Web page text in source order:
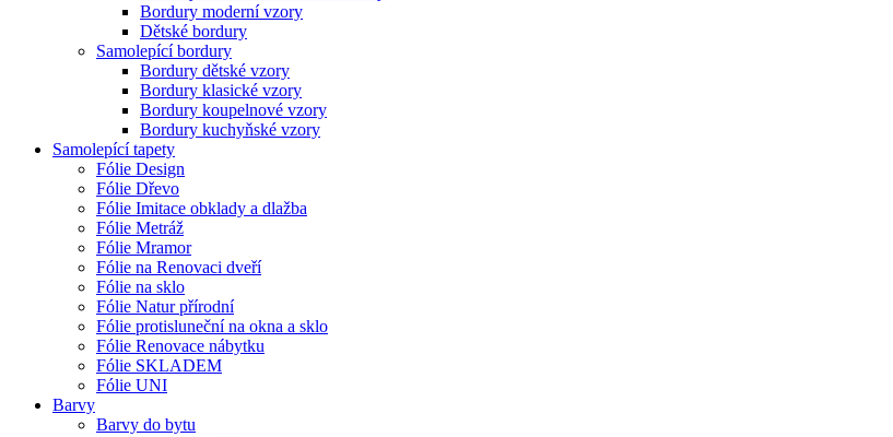
Bordury moderní vzory
Dětské bordury
Samolepící bordury
Bordury dětské vzory
Bordury klasické vzory
Bordury koupelnové vzory
Bordury kuchyňské vzory
Samolepící tapety
Fólie Design
Fólie Dřevo
Fólie Imitace obklady a dlažba
Fólie Metráž
Fólie Mramor
Fólie na Renovaci dveří
Fólie na sklo
Fólie Natur přírodní
Fólie protisluneční na okna a sklo
Fólie Renovace nábytku
Fólie SKLADEM
Fólie UNI
Barvy
Barvy do bytu